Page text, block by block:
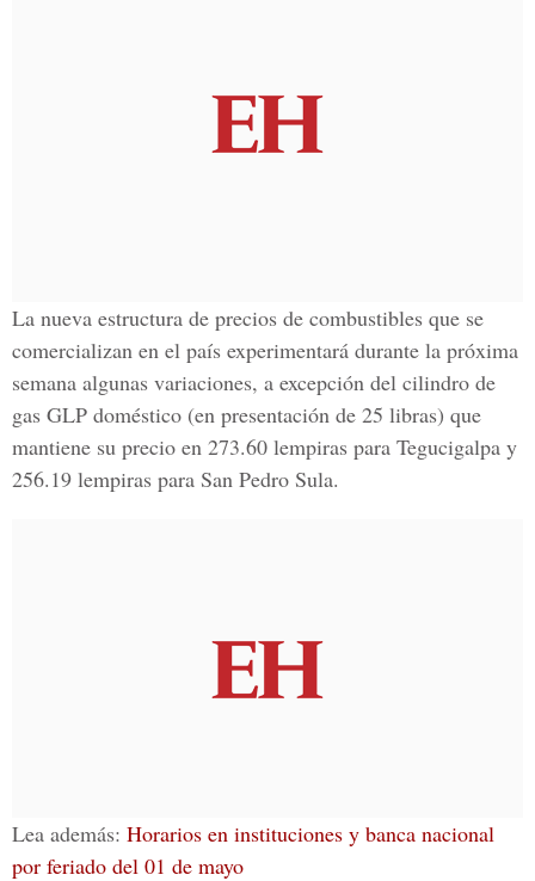
La nueva estructura de precios de combustibles que se
comercializan en el país experimentará durante la próxima
semana algunas variaciones, a excepción del cilindro de
gas GLP doméstico (en presentación de 25 libras) que
mantiene su precio en 273.60 lempiras para Tegucigalpa y
256.19 lempiras para San Pedro Sula.
Lea además: Horarios en instituciones y banca nacional
por feriado del 01 de mayo